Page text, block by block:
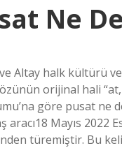
Ne
ve Altay halk kültürü
orijinal hali
göre pusat ne
aracı18 Mayıs 2022
türemiştir. Bu